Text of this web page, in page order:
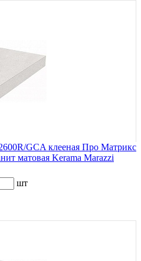
GCA клееная Про Матрикс
матовая Kerama Marazzi
шт